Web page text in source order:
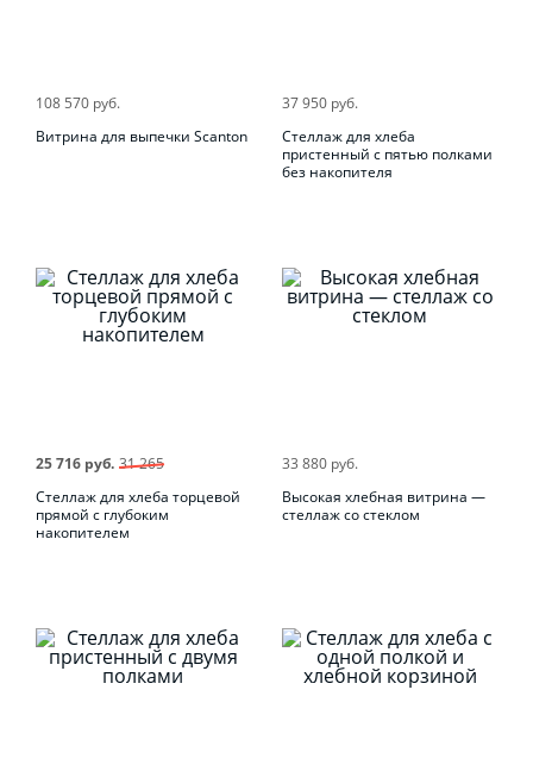
108 570 руб.
Витрина для выпечки Scanton
37 950 руб.
Стеллаж для хлеба
пристенный с пятью полками
без накопителя
25 716 руб. 31 265
Стеллаж для хлеба торцевой
прямой с глубоким
накопителем
33 880 руб.
Высокая хлебная витрина —
стеллаж со стеклом